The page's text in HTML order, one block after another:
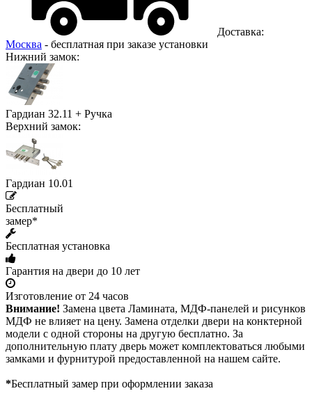
Доставка:
Москва - бесплатная при заказе установки
Нижний замок:
Гардиан 32.11 + Ручка
Верхний замок:
Гардиан 10.01
Бесплатный
замер*
Бесплатная установка
Гарантия на двери до 10 лет
Изготовление от 24 часов
Внимание! Замена цвета Ламината, МДФ-панелей и рисунков
МДФ не влияет на цену. Замена отделки двери на конктерной
модели с одной стороны на другую бесплатно. За
дополнительную плату дверь может комплектоваться любыми
замками и фурнитурой предоставленной на нашем сайте.
*Бесплатный замер при оформлении заказа